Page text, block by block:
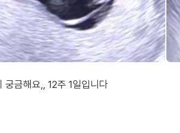
궁금해요,, 12주 1일입니다